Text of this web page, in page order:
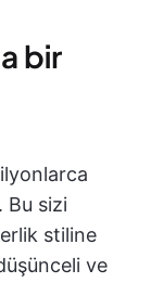
bir
Bu sizi
stiline
ve